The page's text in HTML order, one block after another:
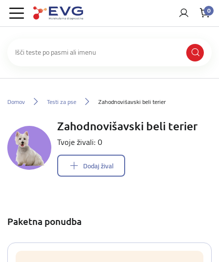
0
Domov Testi za pse Zahodnovišavski beli terier
Zahodnovišavski beli terier
Tvoje živali: 0
Dodaj žival
Paketna ponudba